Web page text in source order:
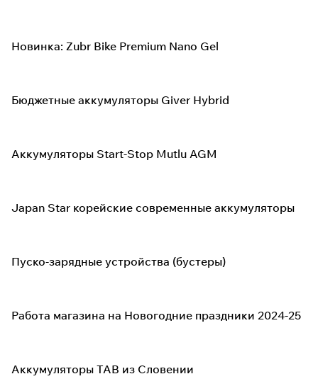
Новинка: Zubr Bike Premium Nano Gel
Бюджетные аккумуляторы Giver Hybrid
Аккумуляторы Start-Stop Mutlu AGM
Japan Star корейские современные аккумуляторы
Пуско-зарядные устройства (бустеры)
Работа магазина на Новогодние праздники 2024-25
Аккумуляторы TAB из Словении